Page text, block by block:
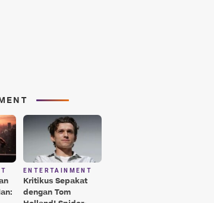
ENTERTAINMENT
Kritikus Sepakat
dengan Tom